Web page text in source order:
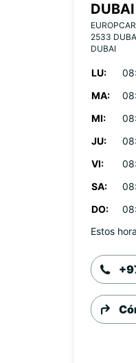
2533
DUBAI
LU:
MA:
MI:
JU:
VI:
SA:
DO:
Estos